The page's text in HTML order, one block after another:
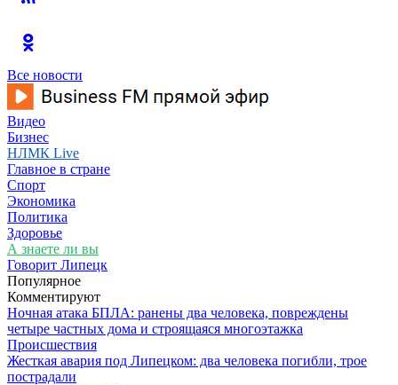
Все новости
Видео
Бизнес
НЛМК Live
Главное в стране
Спорт
Экономика
Политика
Здоровье
А знаете ли вы
Говорит Липецк
Популярное
Комментируют
Ночная атака БПЛА: ранены два человека, повреждены
четыре частных дома и строящаяся многоэтажка
Происшествия
Жесткая авария под Липецком: два человека погибли, трое
пострадали